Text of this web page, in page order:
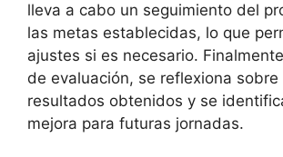
lleva a cabo un seguimiento del
las metas establecidas, lo que
ajustes si es necesario.
de evaluación, se reflexiona sobre
resultados obtenidos y se
mejora para futuras jornadas.